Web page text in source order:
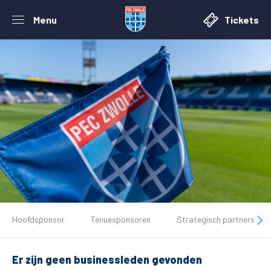
Menu Tickets
Tickets
Matchdays
Hoofdsponsor Tenuesponsoren Strategisch partners
Er zijn geen businessleden gevonden